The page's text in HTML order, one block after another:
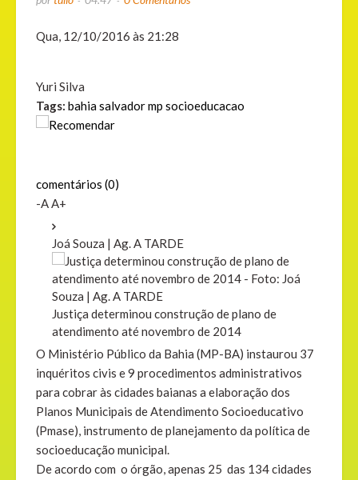
Qua, 12/10/2016 às 21:28
Yuri Silva
Tags: bahiasalvadormp socioeducacao
comentários (0)
-AA+
Joá Souza | Ag. A TARDE
Justiça determinou construção de plano de
atendimento até novembro de 2014
O Ministério Público da Bahia (MP-BA) instaurou 37
inquéritos civis e 9 procedimentos administrativos
para cobrar às cidades baianas a elaboração dos
Planos Municipais de Atendimento Socioeducativo
(Pmase), instrumento de planejamento da política de
socioeducação municipal.
De acordo com o órgão, apenas 25 das 134 cidades